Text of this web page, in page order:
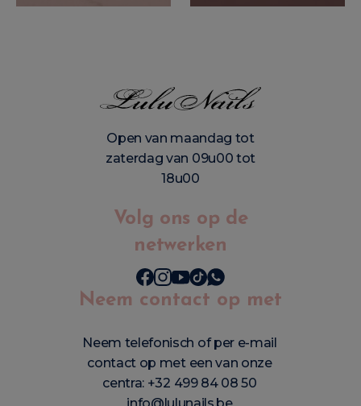
Open van maandag tot
zaterdag van 09u00 tot
18u00
Volg ons op de
netwerken
Neem contact op met
Neem telefonisch of per e-mail
contact op met een van onze
centra: +32 499 84 08 50